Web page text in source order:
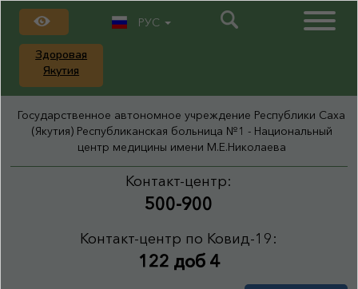
Здоровая
Якутия
РУС
Государственное автономное учреждение Республики Саха
(Якутия) Республиканская больница №1 - Национальный
центр медицины имени М.Е.Николаева
Контакт-центр:
500-900
Контакт-центр по Ковид-19:
122 доб 4